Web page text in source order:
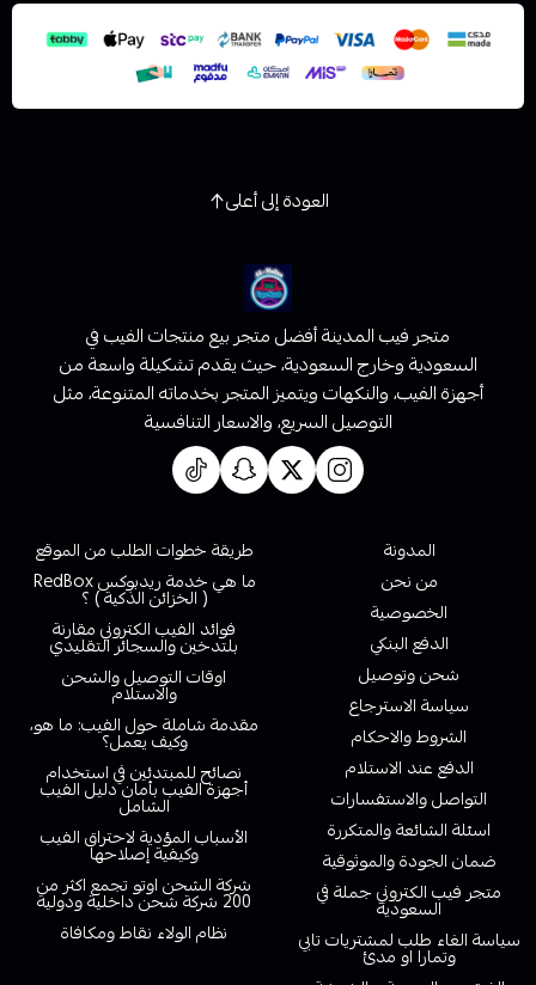
العودة إلى أعلى
متجر فيب المدينة أفضل متجر بيع منتجات الفيب في
السعودية وخارج السعودية، حيث يقدم تشكيلة واسعة من
أجهزة الفيب، والنكهات ويتميز المتجر بخدماته المتنوعة، مثل
التوصيل السريع، والاسعار التنافسية
المدونة
من نحن
الخصوصية
الدفع البنكي
شحن وتوصيل
سياسة الاسترجاع
الشروط والاحكام
الدفع عند الاستلام
التواصل والاستفسارات
اسئلة الشائعة والمتكررة
ضمان الجودة والموثوقية
متجر فيب الكتروني جملة في
السعودية
سياسة الغاء طلب لمشتريات تابي
وتمارا او مدئ
طريقة خطوات الطلب من الموقع
ما هي خدمة ريدبوكس RedBox
( الخزائن الذكية ) ؟
فوائد الفيب الكتروني مقارنة
بلتدخين والسجائر التقليدي
اوقات التوصيل والشحن
والاستلام
مقدمة شاملة حول الفيب: ما هو،
وكيف يعمل؟
نصائح للمبتدئين في استخدام
أجهزة الفيب بأمان دليل الفيب
الشامل
الأسباب المؤدية لاحتراق الفيب
وكيفية إصلاحها
شركة الشحن اوتو تجمع اكثر من
200 شركة شحن داخلية ودولية
نظام الولاء نقاط ومكافاة